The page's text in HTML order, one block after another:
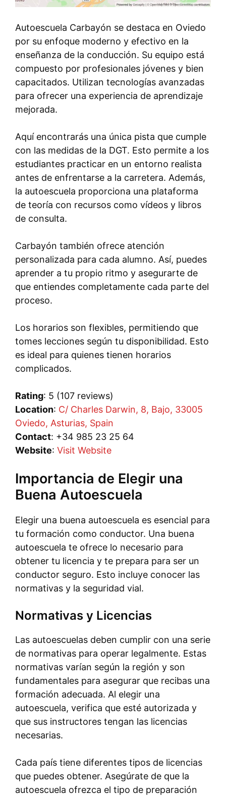
Autoescuela Carbayón se destaca en Oviedo
por su enfoque moderno y efectivo en la
enseñanza de la conducción. Su equipo está
compuesto por profesionales jóvenes y bien
capacitados. Utilizan tecnologías avanzadas
para ofrecer una experiencia de aprendizaje
mejorada.
Aquí encontrarás una única pista que cumple
con las medidas de la DGT. Esto permite a los
estudiantes practicar en un entorno realista
antes de enfrentarse a la carretera. Además,
la autoescuela proporciona una plataforma
de teoría con recursos como vídeos y libros
de consulta.
Carbayón también ofrece atención
personalizada para cada alumno. Así, puedes
aprender a tu propio ritmo y asegurarte de
que entiendes completamente cada parte del
proceso.
Los horarios son flexibles, permitiendo que
tomes lecciones según tu disponibilidad. Esto
es ideal para quienes tienen horarios
complicados.
Rating: 5 (107 reviews)
Location: C/ Charles Darwin, 8, Bajo, 33005
Oviedo, Asturias, Spain
Contact: +34 985 23 25 64
Website: Visit Website
Importancia de Elegir una
Buena Autoescuela
Elegir una buena autoescuela es esencial para
tu formación como conductor. Una buena
autoescuela te ofrece lo necesario para
obtener tu licencia y te prepara para ser un
conductor seguro. Esto incluye conocer las
normativas y la seguridad vial.
Normativas y Licencias
Las autoescuelas deben cumplir con una serie
de normativas para operar legalmente. Estas
normativas varían según la región y son
fundamentales para asegurar que recibas una
formación adecuada. Al elegir una
autoescuela, verifica que esté autorizada y
que sus instructores tengan las licencias
necesarias.
Cada país tiene diferentes tipos de licencias
que puedes obtener. Asegúrate de que la
autoescuela ofrezca el tipo de preparación